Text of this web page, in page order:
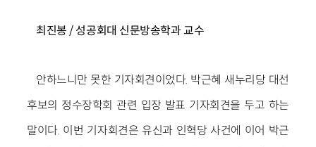
최진봉 / 성공회대 신문방송학과 교수
안하느니만 못한 기자회견이었다. 박근혜 새누리당 대선
후보의 정수장학회 관련 입장 발표 기자회견을 두고 하는
말이다. 이번 기자회견은 유신과 인혁당 사건에 이어 박근